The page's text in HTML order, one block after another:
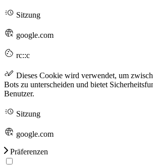
Sitzung
google.com
rc::c
Dieses Cookie wird verwendet, um
Bots zu unterscheiden und bietet
Benutzer.
Sitzung
google.com
Präferenzen